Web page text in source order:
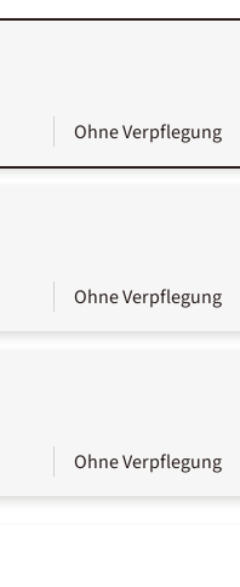
Ohne Verpflegung
Ohne Verpflegung
Ohne Verpflegung